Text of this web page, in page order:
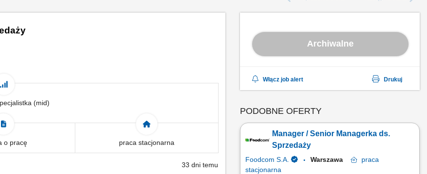
(mid)
o pracę praca stacjonarna
33 dni temu
Archiwalne
Włącz job alert Drukuj
PODOBNE OFERTY
Manager / Senior Managerka ds.
Sprzedaży
Foodcom S.A. Warszawa
praca
stacjonarna